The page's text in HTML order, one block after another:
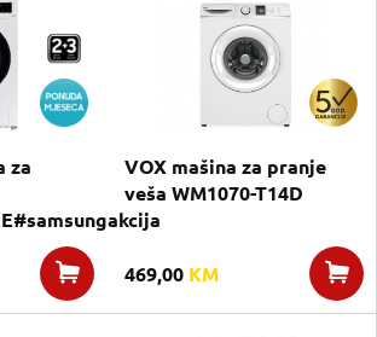
za
VOX mašina za pranje
veša WM1070-T14D
469,00 KM